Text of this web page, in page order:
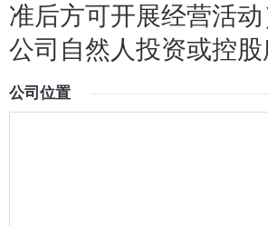
准后方可开展经营活
公司自然人投资或控
公司位置